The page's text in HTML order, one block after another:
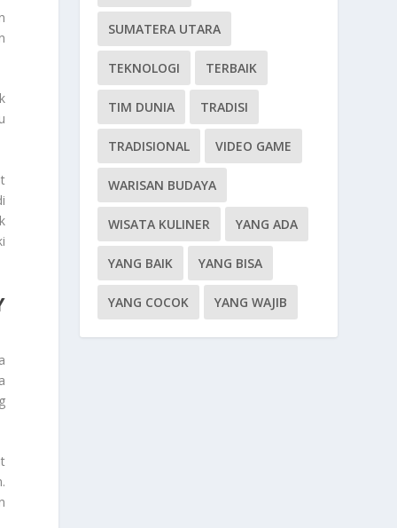
SUMATERA UTARA
TEKNOLOGI TERBAIK
TIM DUNIA TRADISI
TRADISIONAL VIDEO GAME
WARISAN BUDAYA
WISATA KULINER YANG ADA
YANG BAIK YANG BISA
YANG COCOK YANG WAJIB